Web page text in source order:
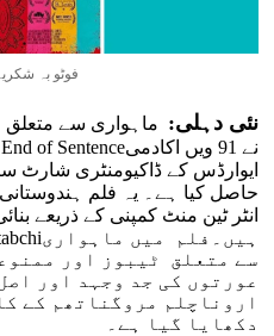
فوٹو بہ
نئی دہلی: ماہواری سے متعلق
ایوارڈس کے ڈاکیومنٹری شارٹ
حاصل کیا ہے۔ یہ فلم
انٹر ٹین منٹ کمپنی کے ذریعے
سے متعلق ٹیبوز اور
عورتوں کی جد وجہد اور
اروناچلم مروگناتھم کے
دکھایا گیا ہے۔